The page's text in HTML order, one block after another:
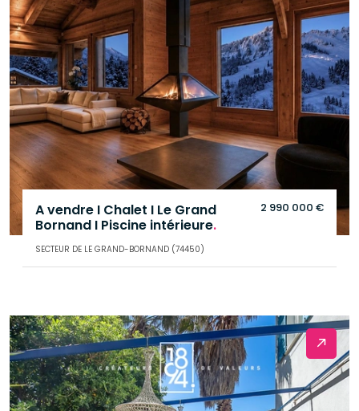
A vendre I Chalet I Le Grand
Bornand I Piscine intérieure.
SECTEUR DE LE GRAND-BORNAND (74450)
2 990 000 €